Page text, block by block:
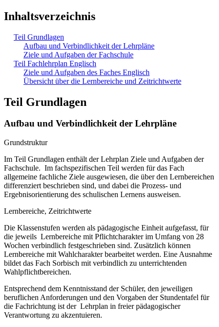
Inhaltsverzeichnis
Teil Grundlagen
Aufbau und Verbindlichkeit der Lehrpläne
Ziele und Aufgaben der Fachschule
Teil Fachlehrplan Englisch
Ziele und Aufgaben des Faches Englisch
Übersicht über die Lernbereiche und Zeitrichtwerte
Teil Grundlagen
Aufbau und Verbindlichkeit der Lehrpläne
Grundstruktur
Im Teil Grundlagen enthält der Lehrplan Ziele und Aufgaben der
Fachschule. Im fachspezifischen Teil werden für das Fach
allgemeine fachliche Ziele ausgewiesen, die über den Lernbereichen
differenziert beschrieben sind, und dabei die Prozess- und
Ergebnisorientierung des schulischen Lernens ausweisen.
Lernbereiche, Zeitrichtwerte
Die Klassenstufen werden als pädagogische Einheit aufgefasst, für
die jeweils Lernbereiche mit Pflichtcharakter im Umfang von 28
Wochen verbindlich festgeschrieben sind. Zusätzlich können
Lernbereiche mit Wahlcharakter bearbeitet werden. Eine Ausnahme
bildet das Fach Sorbisch mit verbindlich zu unterrichtenden
Wahlpflichtbereichen.
Entsprechend dem Kenntnisstand der Schüler, den jeweiligen
beruflichen Anforderungen und den Vorgaben der Stundentafel für
die Fachrichtung ist der Lehrplan in freier pädagogischer
Verantwortung zu akzentuieren.